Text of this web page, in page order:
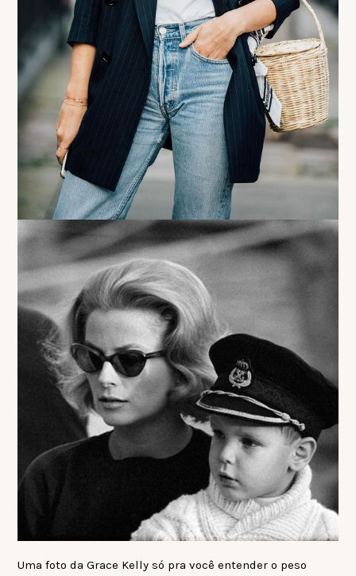
Uma foto da Grace Kelly só pra você entender o peso